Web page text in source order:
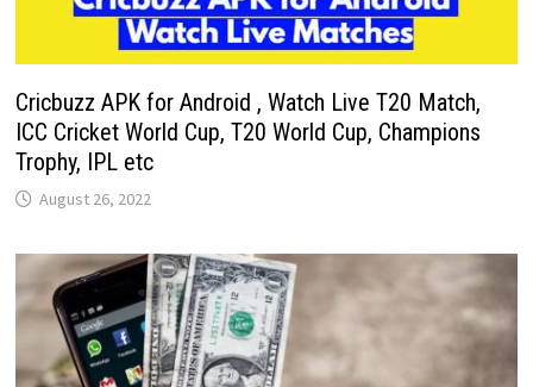
Cricbuzz APK for Android , Watch Live T20 Match,
ICC Cricket World Cup, T20 World Cup, Champions
Trophy, IPL etc
August 26, 2022